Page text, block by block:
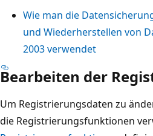
Wie man die
und Wiederherstellen von
2003 verwendet
Bearbeiten der
Um Registrierungsdaten zu
die Registrierungsfunktionen